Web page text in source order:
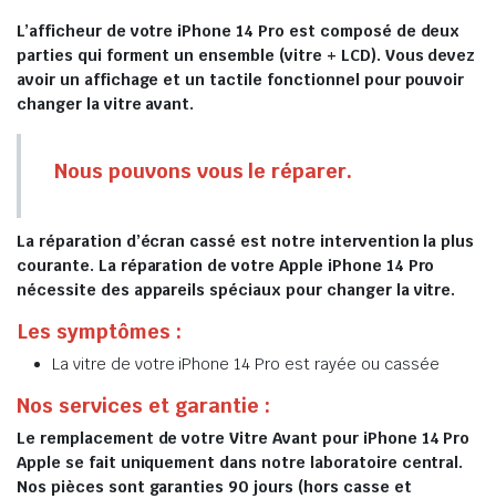
L’afficheur de votre iPhone 14 Pro est composé de deux
parties qui forment un ensemble (vitre + LCD). Vous devez
avoir un affichage et un tactile fonctionnel pour pouvoir
changer la vitre avant.
Nous pouvons vous le réparer.
La réparation d’écran cassé est notre intervention la plus
courante. La réparation de votre Apple iPhone 14 Pro
nécessite des appareils spéciaux pour changer la vitre.
Les symptômes :
La vitre de votre iPhone 14 Pro est rayée ou cassée
Nos services et garantie :
Le remplacement de votre Vitre Avant pour iPhone 14 Pro
Apple se fait uniquement dans notre laboratoire central.
Nos pièces sont garanties 90 jours (hors casse et